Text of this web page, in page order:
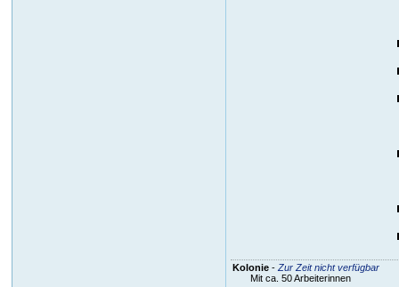
Kolonie- Zur Zeit nicht verfügbar
Mit ca. 50 Arbeiterinnen